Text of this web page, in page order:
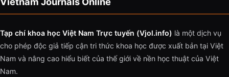
Tạp chí khoa học Việt Nam Trực tuyến (Vjol.info) là một dịch vụ
cho phép độc giả tiếp cận tri thức khoa học được xuất bản tại Việt
Nam và nâng cao hiểu biết của thế giới về nền học thuật của Việt
Nam.